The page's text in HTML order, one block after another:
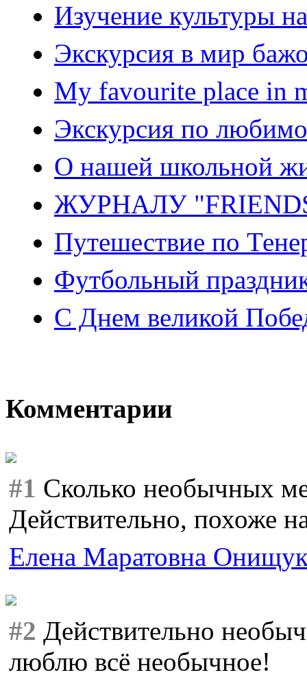
Изучение культуры
Экскурсия в мир
My favourite place in
Экскурсия по
О нашей школьной
ЖУРНАЛУ
Путешествие по
Футбольный
С Днем великой
Комментарии
#1 Сколько необычных
Действительно, похоже
Елена Маратовна
#2 Действительно
люблю всё необычное!